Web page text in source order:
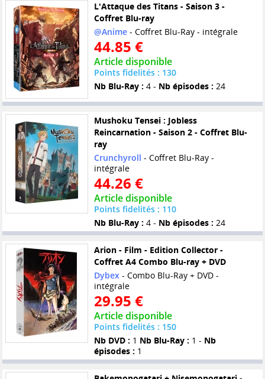
L'Attaque des Titans - Saison 3 -
Coffret Blu-ray
@Anime- Coffret Blu-Ray - intégrale
44.85 €
Article disponible
Points fidelités : 130
Nb Blu-Ray : 4 - Nb épisodes : 24
Mushoku Tensei : Jobless
Reincarnation - Saison 2 - Coffret Blu-
ray
Crunchyroll - Coffret Blu-Ray -
intégrale
44.26 €
Article disponible
Points fidelités : 110
Nb Blu-Ray : 4 - Nb épisodes : 24
Arion - Film - Edition Collector -
Coffret A4 Combo Blu-ray + DVD
Dybex- Combo Blu-Ray + DVD -
intégrale
29.95 €
Article disponible
Points fidelités : 150
Nb DVD : 1 Nb Blu-Ray : 1 - Nb
épisodes : 1